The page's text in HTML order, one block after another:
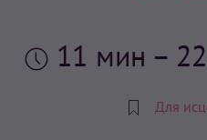
11 мин –
Для